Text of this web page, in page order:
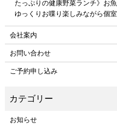
たっぷりの健康野菜ランチ》お
ゆっくりお喋り楽しみながら個
会社案内
お問い合わせ
ご予約申し込み
お知らせ